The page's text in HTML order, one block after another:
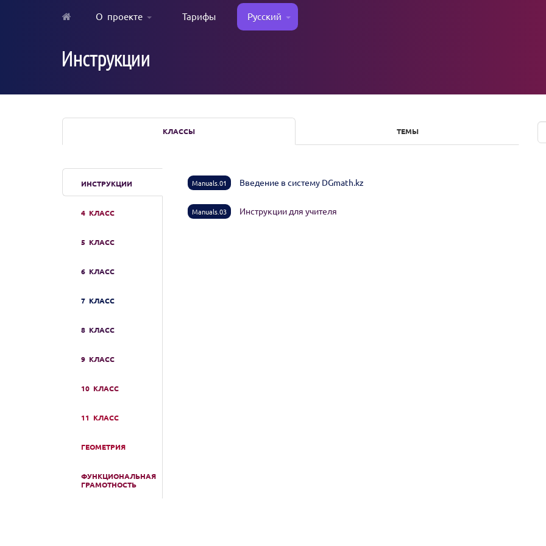
О проекте Тарифы Русский
Инструкции
КЛАССЫ ТЕМЫ
ИНСТРУКЦИИ
4 КЛАСС
5 КЛАСС
6 КЛАСС
7 КЛАСС
8 КЛАСС
9 КЛАСС
10 КЛАСС
11 КЛАСС
ГЕОМЕТРИЯ
ФУНКЦИОНАЛЬНАЯ
ГРАМОТНОСТЬ
Manuals.01 Введение в систему DGmath.kz
Manuals.03 Инструкции для учителя